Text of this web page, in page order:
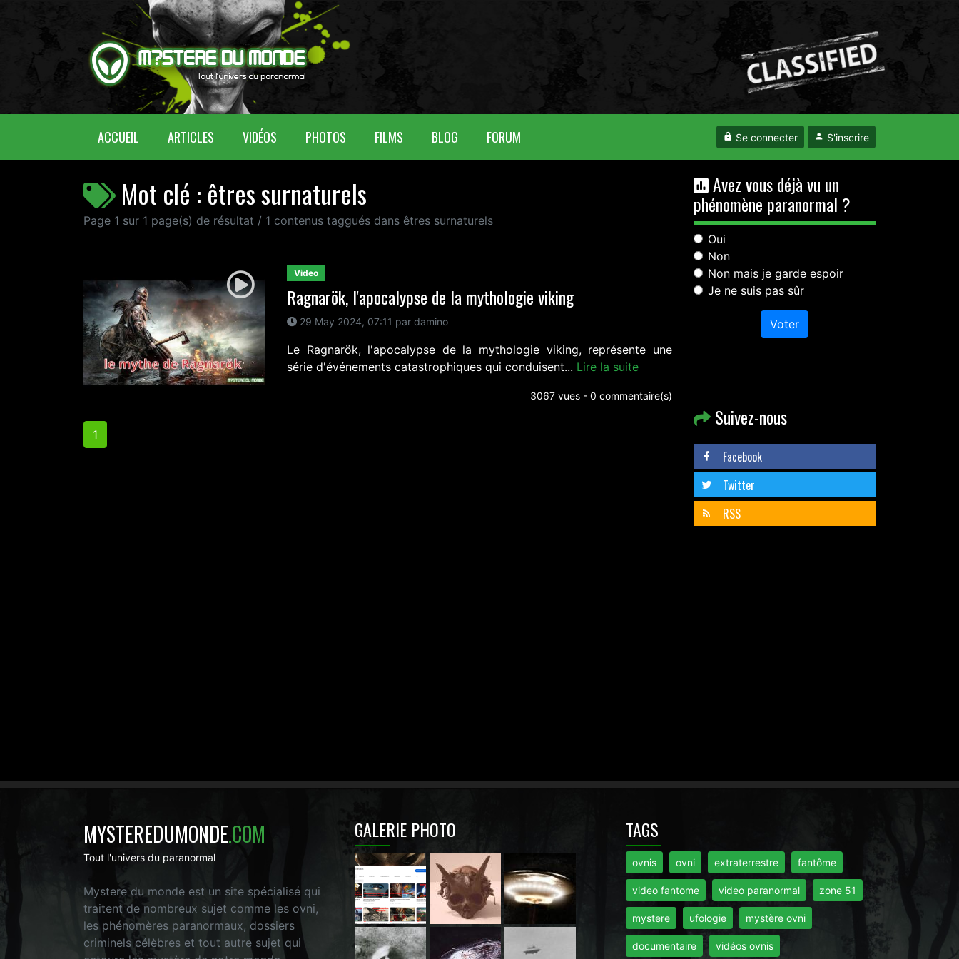
ACCUEIL (CURRENT)ARTICLES VIDÉOS PHOTOS FILMS BLOG FORUM Se connecter S'inscrire
Mot clé : êtres surnaturels
Page 1 sur 1 page(s) de résultat / 1 contenus taggués dans êtres surnaturels
Video
Ragnarök, l'apocalypse de la mythologie viking
29 May 2024, 07:11 par damino
Le Ragnarök, l'apocalypse de la mythologie viking, représente une
série d'événements catastrophiques qui conduisent... Lire la suite
3067 vues - 0 commentaire(s)
1
Avez vous déjà vu un
phénomène paranormal ?
Oui
Non
Non mais je garde espoir
Je ne suis pas sûr
Voter
Suivez-nous
Facebook
Twitter
RSS
MYSTEREDUMONDE.COM
Tout l'univers du paranormal
Mystere du monde est un site spécialisé qui
traitent de nombreux sujet comme les ovni,
les phénomères paranormaux, dossiers
criminels célèbres et tout autre sujet qui
GALERIE PHOTO TAGS
ovnis ovni extraterrestre fantôme
video fantome video paranormal zone 51
mystere ufologie mystère ovni
documentaire vidéos ovnis